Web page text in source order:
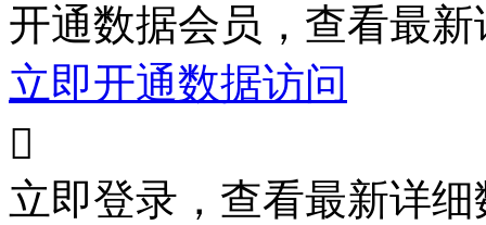
开通数据会员，查看最
立即开通数据访问

立即登录，查看最新详细